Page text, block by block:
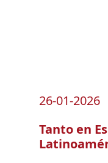
26-01-2026
Tanto en